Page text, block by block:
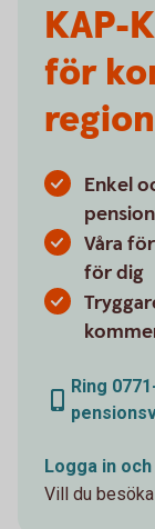
KAP-
för
Enkel
Våra
för dig
Ring
Logga in
Vill du